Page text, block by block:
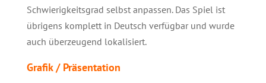
Schwierigkeitsgrad selbst anpassen. Das Spiel ist
übrigens komplett in Deutsch verfügbar und wurde
auch überzeugend lokalisiert.
Grafik / Präsentation